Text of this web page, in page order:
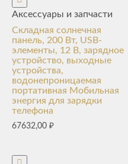
Аксессуары и запчасти
Складная солнечная
панель, 200 Вт, USB-
элементы, 12 В, зарядное
устройство, выходные
устройства,
водонепроницаемая
портативная Мобильная
энергия для зарядки
телефона
67632,00 ₽